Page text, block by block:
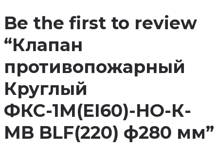
Be the first to review
“Клапан
противопожарный
Круглый
ФКС-1М(EI60)-НО-К-
MB BLF(220) ф280 мм”